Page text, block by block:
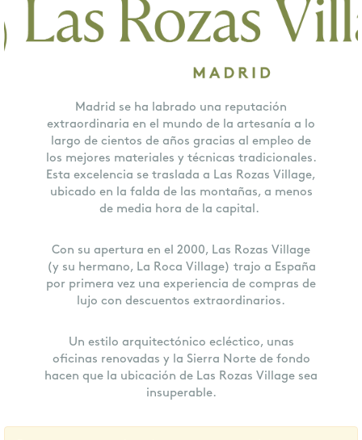
Madrid se ha labrado una reputación
extraordinaria en el mundo de la artesanía a lo
largo de cientos de años gracias al empleo de
los mejores materiales y técnicas tradicionales.
Esta excelencia se traslada a Las Rozas Village,
ubicado en la falda de las montañas, a menos
de media hora de la capital.
Con su apertura en el 2000, Las Rozas Village
(y su hermano, La Roca Village) trajo a España
por primera vez una experiencia de compras de
lujo con descuentos extraordinarios.
Un estilo arquitectónico ecléctico, unas
oficinas renovadas y la Sierra Norte de fondo
hacen que la ubicación de Las Rozas Village sea
insuperable.